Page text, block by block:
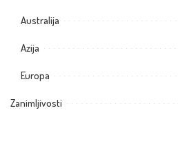
Australija
Azija
Europa
Zanimljivosti